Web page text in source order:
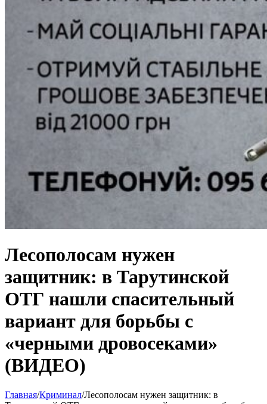
Лесополосам нужен
защитник: в Тарутинской
ОТГ нашли спасительный
вариант для борьбы с
«черными дровосеками»
(ВИДЕО)
Главная/Криминал/Лесополосам нужен защитник: в